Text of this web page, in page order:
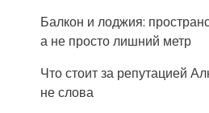
Балкон и лоджия:
а не просто лишний метр
Что стоит за репутацией
не слова